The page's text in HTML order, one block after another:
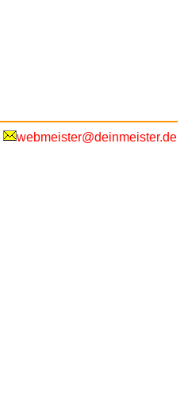
webmeister@deinmeister.de